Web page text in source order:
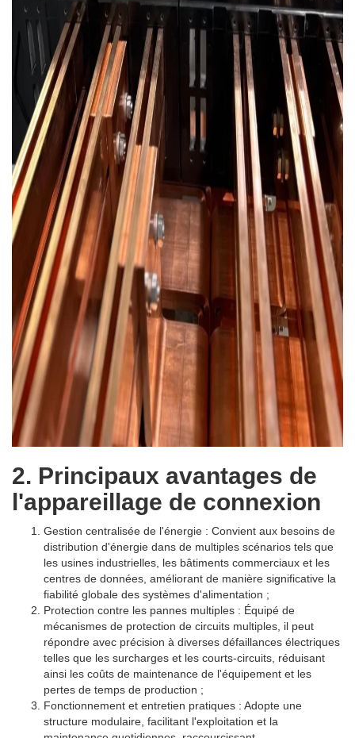
2. Principaux avantages de
l'appareillage de connexion
Gestion centralisée de l'énergie : Convient aux besoins de
distribution d'énergie dans de multiples scénarios tels que
les usines industrielles, les bâtiments commerciaux et les
centres de données, améliorant de manière significative la
fiabilité globale des systèmes d'alimentation ;
Protection contre les pannes multiples : Équipé de
mécanismes de protection de circuits multiples, il peut
répondre avec précision à diverses défaillances électriques
telles que les surcharges et les courts-circuits, réduisant
ainsi les coûts de maintenance de l'équipement et les
pertes de temps de production ;
Fonctionnement et entretien pratiques : Adopte une
structure modulaire, facilitant l'exploitation et la